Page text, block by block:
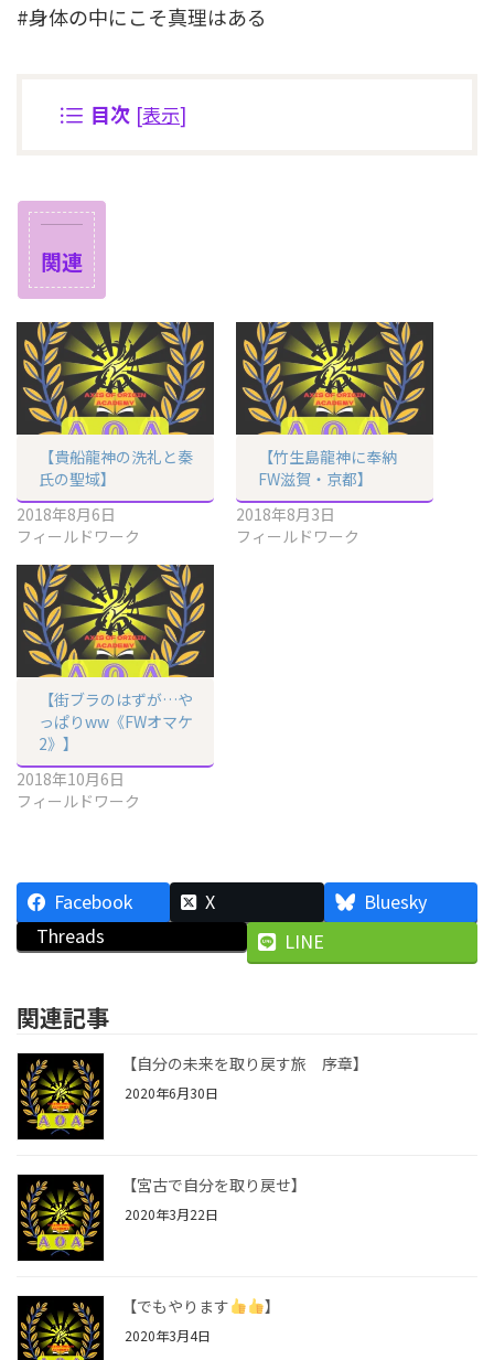
#身体の中にこそ真理はある
目次 [表示]
関連
【貴船龍神の洗礼と秦
氏の聖域】
2018年8月6日
フィールドワーク
【竹生島龍神に奉納
FW滋賀・京都】
2018年8月3日
フィールドワーク
【街ブラのはずが…や
っぱりww《FWオマケ
2》】
2018年10月6日
フィールドワーク
Facebook X
Bluesky
Threads
LINE
関連記事
【自分の未来を取り戻す旅 序章】
2020年6月30日
【宮古で自分を取り戻せ】
2020年3月22日
【でもやります 】
2020年3月4日